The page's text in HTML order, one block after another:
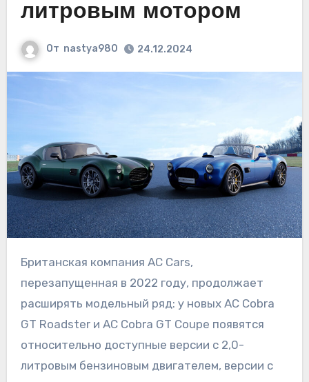
литровым мотором
От nastya980 24.12.2024
Британская компания AC Cars,
перезапущенная в 2022 году, продолжает
расширять модельный ряд: у новых AC Cobra
GT Roadster и AC Cobra GT Coupe появятся
относительно доступные версии с 2,0-
литровым бензиновым двигателем, версии с